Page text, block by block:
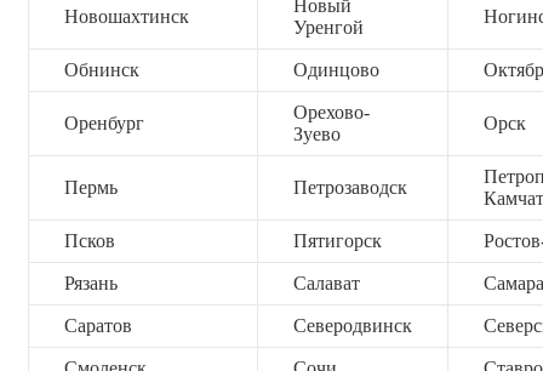
Новошахтинск
Новый
Уренгой
Обнинск Одинцово
Оренбург
Орехово-
Зуево
Орск
Пермь Петрозаводск
Псков Пятигорск
Рязань Салават Самара
Саратов Северодвинск